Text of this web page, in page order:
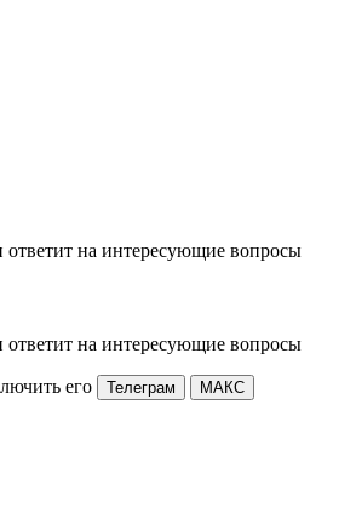
на интересующие вопросы
на интересующие вопросы
его Телеграм МАКС